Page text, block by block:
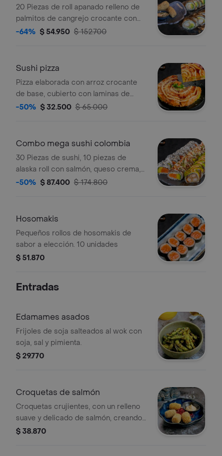
croquetas
20 Piezas de roll apanado relleno de
palmitos de cangrejo crocante con
queso crema, aguacate bañados en
-64% $ 54.950 $ 152.700
Sushi pizza
Pizza elaborada con arroz crocante
de base, cubierto con laminas de
aguacate, y pescado a elegir,
-50% $ 32.500 $ 65.000
Combo mega sushi colombia
30 Piezas de sushi, 10 piezas de
alaska roll con salmón, queso crema,
topping de aguacate, salmón, wakame
crocantes, cebollina, queso crema
salsa fuji y teriyaki.
-50% $ 87.400 $ 174.800
Hosomakis
Pequeños rollos de hosomakis de
sabor a elección. 10 unidades
$ 51.870
Entradas
Edamames asados
Frijoles de soja salteados al wok con
soja, sal y pimienta.
$ 29.770
Croquetas de salmón
Croquetas crujientes, con un relleno
suave y delicado de salmón, creando
una armonía perfecta de texturas y
$ 38.870